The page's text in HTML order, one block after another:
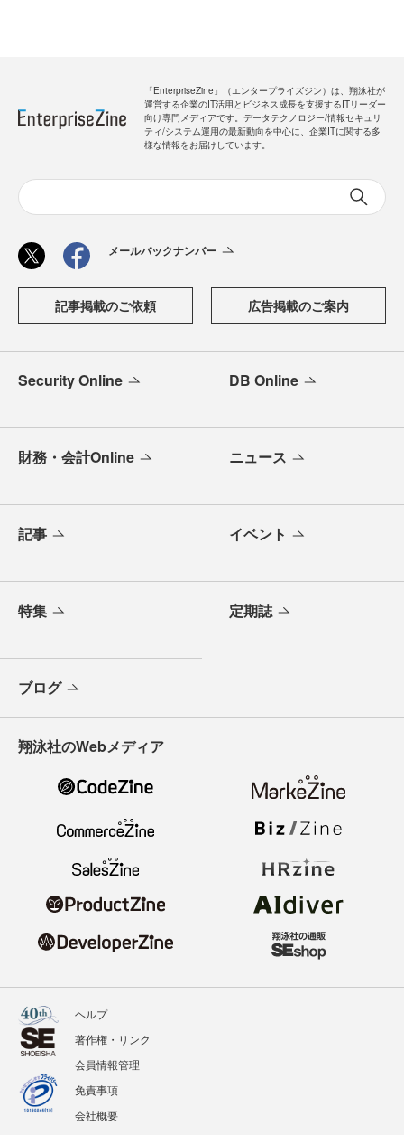
「EnterpriseZine」（エンタープライズジン）は、翔泳社が
運営する企業のIT活用とビジネス成長を支援するITリーダー
向け専門メディアです。データテクノロジー/情報セキュリ
ティ/システム運用の最新動向を中心に、企業ITに関する多
様な情報をお届けしています。
メールバックナンバー
記事掲載のご依頼 広告掲載のご案内
Security Online DB Online
財務・会計Online ニュース
記事 イベント
特集 定期誌
ブログ
翔泳社のWebメディア
ヘルプ
著作権・リンク
会員情報管理
免責事項
会社概要